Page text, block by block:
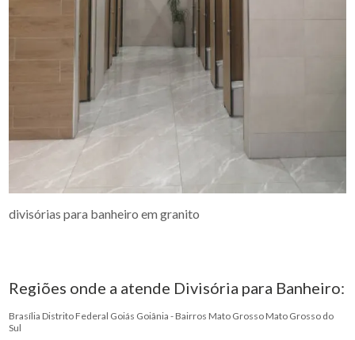
divisórias para banheiro em granito
Regiões onde a atende Divisória para Banheiro:
Brasília Distrito Federal Goiás Goiânia - Bairros Mato Grosso Mato Grosso do
Sul